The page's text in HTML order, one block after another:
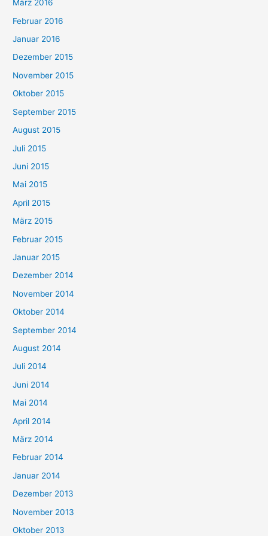
März 2016
Februar 2016
Januar 2016
Dezember 2015
November 2015
Oktober 2015
September 2015
August 2015
Juli 2015
Juni 2015
Mai 2015
April 2015
März 2015
Februar 2015
Januar 2015
Dezember 2014
November 2014
Oktober 2014
September 2014
August 2014
Juli 2014
Juni 2014
Mai 2014
April 2014
März 2014
Februar 2014
Januar 2014
Dezember 2013
November 2013
Oktober 2013